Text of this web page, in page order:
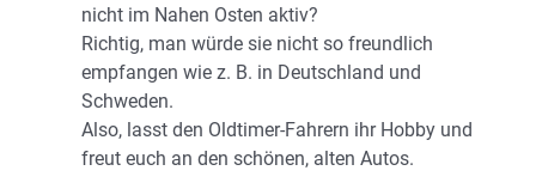
nicht im Nahen Osten aktiv?
Richtig, man würde sie nicht so freundlich
empfangen wie z. B. in Deutschland und
Schweden.
Also, lasst den Oldtimer-Fahrern ihr Hobby und
freut euch an den schönen, alten Autos.